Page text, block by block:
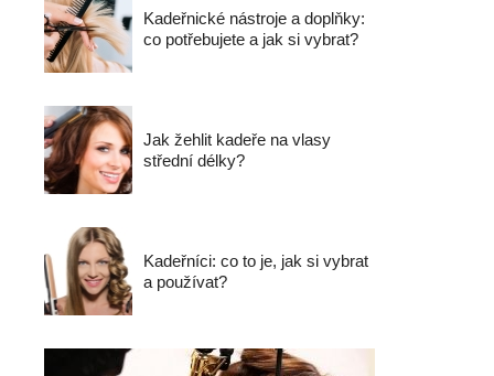
Kadeřnické nástroje a doplňky:
co potřebujete a jak si vybrat?
Jak žehlit kadeře na vlasy
střední délky?
Kadeřníci: co to je, jak si vybrat
a používat?